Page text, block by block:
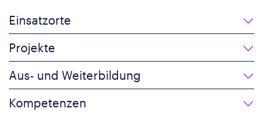
Einsatzorte
Projekte
Aus- und Weiterbildung
Kompetenzen